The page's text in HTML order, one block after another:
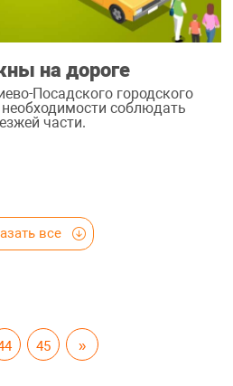
на дороге
Посадского городского
соблюдать
части.
все
45 »